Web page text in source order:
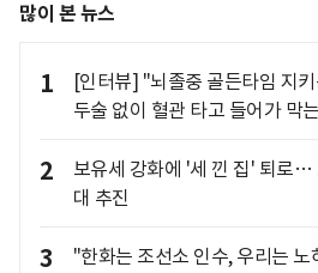
많이 본 뉴스
1
[인터뷰] "뇌졸중 골든타임 지
두술 없이 혈관 타고 들어가 막
2
보유세 강화에 '세 낀 집' 퇴로…
대 추진
3
"한화는 조선소 인수, 우리는